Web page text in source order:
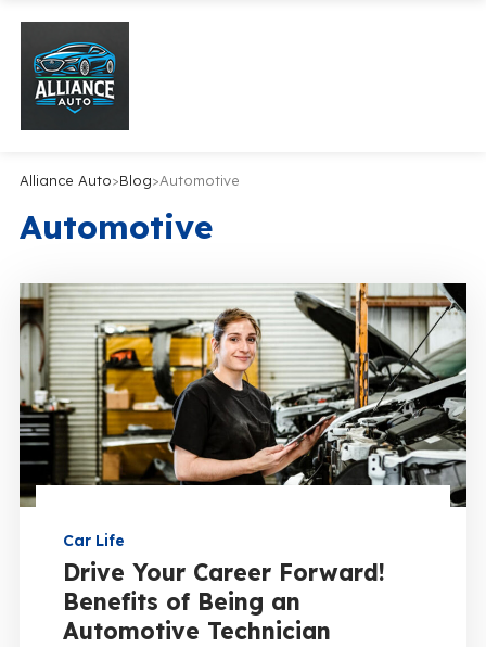
Alliance Auto>Blog>Automotive
Automotive
Car Life
Drive Your Career Forward!
Benefits of Being an
Automotive Technician